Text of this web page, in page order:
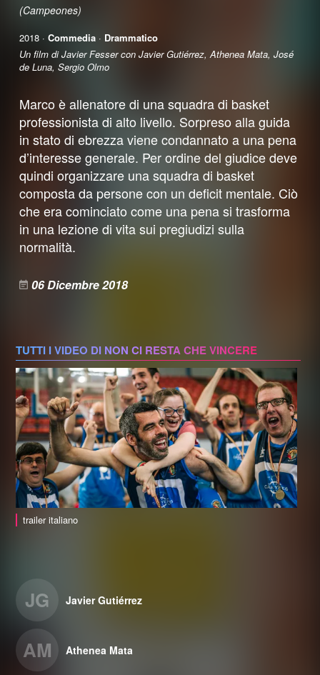
(Campeones)
2018 · Commedia· Drammatico
Un film di Javier Fesser con Javier Gutiérrez, Athenea Mata, José
de Luna, Sergio Olmo
Marco è allenatore di una squadra di basket
professionista di alto livello. Sorpreso alla guida
in stato di ebrezza viene condannato a una pena
d’interesse generale. Per ordine del giudice deve
quindi organizzare una squadra di basket
composta da persone con un deficit mentale. Ciò
che era cominciato come una pena si trasforma
in una lezione di vita sui pregiudizi sulla
normalità.
06 Dicembre 2018
TUTTI I VIDEO DI NON CI RESTA CHE VINCERE
trailer italiano
JG Javier Gutiérrez
AM Athenea Mata